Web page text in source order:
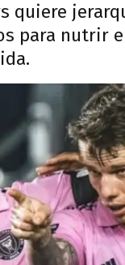
quiere
para nutrir